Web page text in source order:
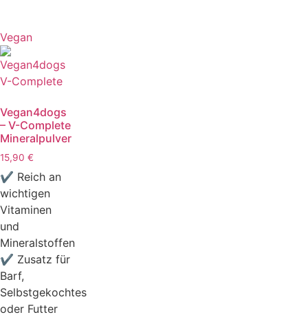
Vegan
Vegan4dogs
– V-Complete
Mineralpulver
15,90 €
✔ Reich an
wichtigen
Vitaminen
und
Mineralstoffen
✔ Zusatz für
Barf,
Selbstgekochtes
oder Futter